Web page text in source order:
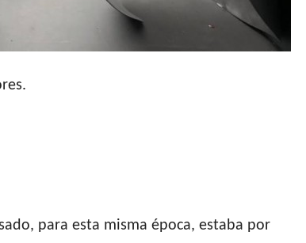
para esta misma época, estaba por